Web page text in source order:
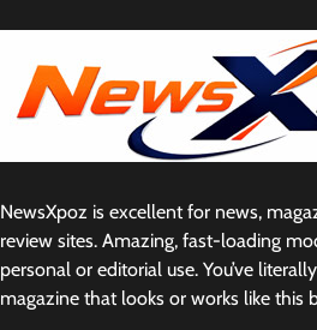
NewsXpoz is excellent for news,
review sites. Amazing, fast-loading
personal or editorial use. You’ve
magazine that looks or works like this